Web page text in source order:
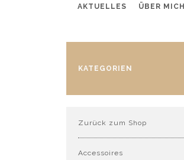
AKTUELLES ÜBER MICH
KATEGORIEN
Zurück zum Shop
Accessoires